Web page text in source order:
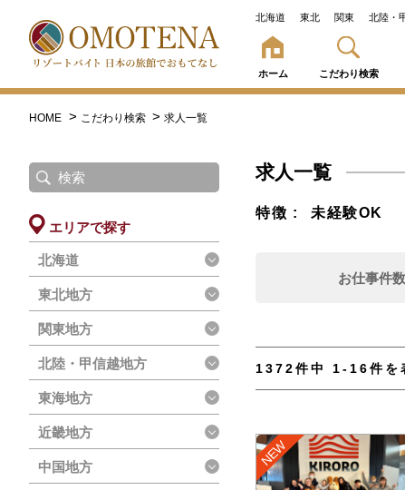
北海道 東北 関東 北陸・
ホーム こだわり検索
HOME こだわり検索 求人一覧
エリアで探す
北海道
東北地方
関東地方
北陸・甲信越地方
東海地方
近畿地方
中国地方
求人一覧
特徴 未経験OK
お仕事件数
1372件中 1-16件を